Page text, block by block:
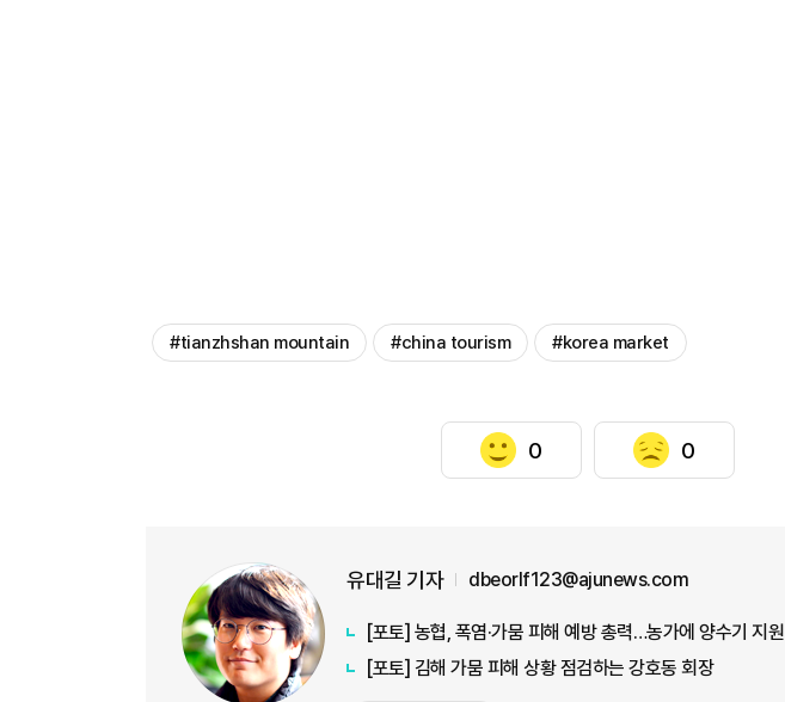
#tianzhshan mountain #china tourism #korea market
0 0
유대길 기자 dbeorlf123@ajunews.com
[포토] 농협, 폭염·가뭄 피해 예방 총력…농가에 양수기 지원
[포토] 김해 가뭄 피해 상황 점검하는 강호동 회장